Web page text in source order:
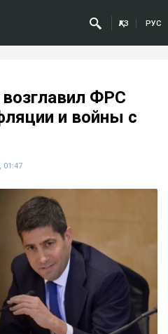
ҚАЗ РУС
ФРС
и войны с
01:47